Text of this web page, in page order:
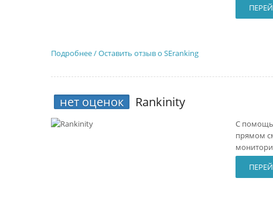
Подробнее / Оставить отзыв о SEranking
нет оценок Rankinity
С
прямом